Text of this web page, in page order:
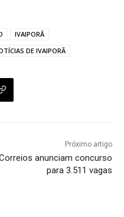
IVAIPORÃ
DE IVAIPORÃ
Próximo artigo
anunciam concurso
para 3.511 vagas